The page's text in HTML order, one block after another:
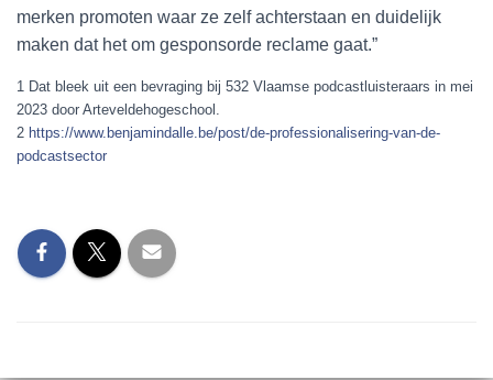
merken promoten waar ze zelf achterstaan en duidelijk
maken dat het om gesponsorde reclame gaat.”
1 Dat bleek uit een bevraging bij 532 Vlaamse podcastluisteraars in mei
2023 door Arteveldehogeschool.
2 https://www.benjamindalle.be/post/de-professionalisering-van-de-
podcastsector